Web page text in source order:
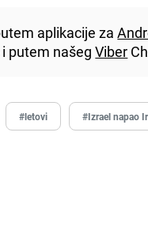
aplikacije za
i putem našegViber
#letovi #Izrael napao